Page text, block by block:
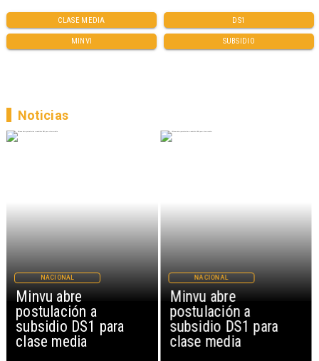
CLASE MEDIA DS1
MINVI SUBSIDIO
Minvu abre
postulación a
subsidio DS1 para
clase media
NACIONAL
Minvu abre
postulación a
subsidio DS1 para
clase media
NACIONAL
Noticias